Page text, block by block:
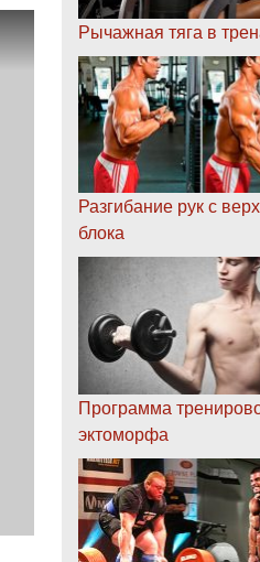
Рычажная тяга в
Разгибание рук с
блока
Программа
эктоморфа